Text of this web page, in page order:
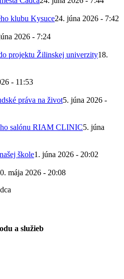
klubu Kysuce24. júna 2026 - 7:42
2026 - 7:24
projektu Žilinskej univerzity18.
- 11:53
práva na život5. júna 2026 -
salónu RIAM CLINIC5. júna
škole1. júna 2026 - 20:02
mája 2026 - 20:08
a služieb